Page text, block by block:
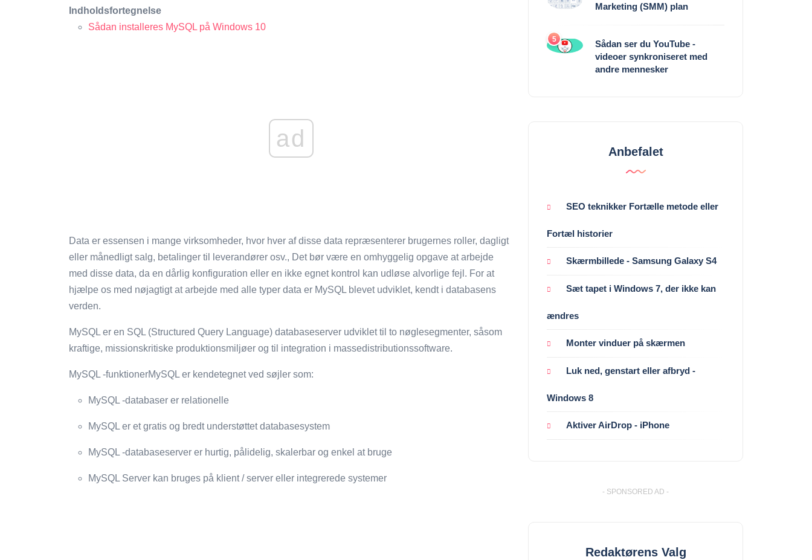
Indholdsfortegnelse
Sådan installeres MySQL på Windows 10
ad
Data er essensen i mange virksomheder, hvor hver af disse data repræsenterer brugernes roller, dagligt
eller månedligt salg, betalinger til leverandører osv., Det bør være en omhyggelig opgave at arbejde
med disse data, da en dårlig konfiguration eller en ikke egnet kontrol kan udløse alvorlige fejl. For at
hjælpe os med nøjagtigt at arbejde med alle typer data er MySQL blevet udviklet, kendt i databasens
verden.
MySQL er en SQL (Structured Query Language) databaseserver udviklet til to nøglesegmenter, såsom
kraftige, missionskritiske produktionsmiljøer og til integration i massedistributionssoftware.
MySQL -funktionerMySQL er kendetegnet ved søjler som:
MySQL -databaser er relationelle
MySQL er et gratis og bredt understøttet databasesystem
MySQL -databaseserver er hurtig, pålidelig, skalerbar og enkel at bruge
MySQL Server kan bruges på klient / server eller integrerede systemer
Marketing (SMM) plan
5
Sådan ser du YouTube -
videoer synkroniseret med
andre mennesker
Anbefalet
SEO teknikker Fortælle metode eller
Fortæl historier
Skærmbillede - Samsung Galaxy S4
Sæt tapet i Windows 7, der ikke kan
ændres
Monter vinduer på skærmen
Luk ned, genstart eller afbryd -
Windows 8
Aktiver AirDrop - iPhone
- SPONSORED AD -
Redaktørens Valg